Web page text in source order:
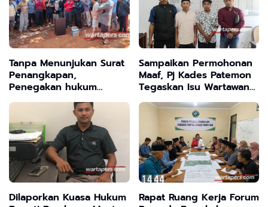
Tanpa Menunjukan Surat
Penangkapan,
Penegakan hukum
Kehutanan Sulawesi
Selatan Culik Petani
Ladah Di Loeha Raya.
Sampaikan Permohonan
Maaf, Pj Kades Patemon
Tegaskan Isu Wartawan
Minta Uang Adalah Hoaks
Dilaporkan Kuasa Hukum
Rapat Ruang Kerja Forum